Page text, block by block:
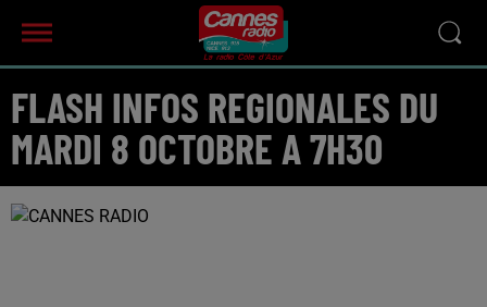
FLASH INFOS REGIONALES DU
MARDI 8 OCTOBRE A 7H30